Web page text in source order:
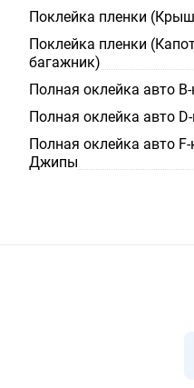
Поклейка пленки
Поклейка пленки
багажник)
Полная оклейка авто В-
Полная оклейка авто
Полная оклейка авто F-
Джипы